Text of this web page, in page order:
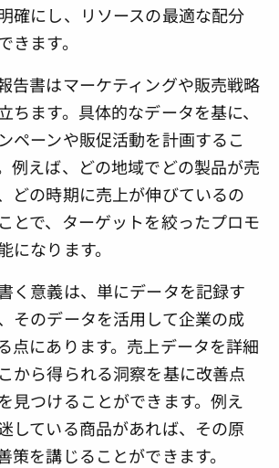
確にし、リソースの最適な配分
きます。
告書はマーケティングや販売戦略
ちます。具体的なデータを基に、
ペーンや販促活動を計画するこ
例えば、どの地域でどの製品が売
どの時期に売上が伸びているの
とで、ターゲットを絞ったプロモ
になります。
く意義は、単にデータを記録す
そのデータを活用して企業の成
点にあります。売上データを詳細
から得られる洞察を基に改善点
見つけることができます。例え
している商品があれば、その原
策を講じることができます。